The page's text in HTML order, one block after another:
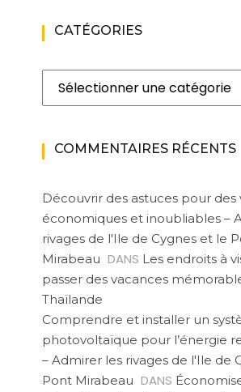
CATÉGORIES
Catégories
COMMENTAIRES RÉCENTS
Découvrir des astuces pour des
économiques et inoubliables –
rivages de l'Ile de Cygnes et le
Mirabeau DANS Les endroits à
passer des vacances
Thaïlande
Comprendre et installer un
photovoltaïque pour l’énergie
– Admirer les rivages de l'Ile de
Pont Mirabeau DANS